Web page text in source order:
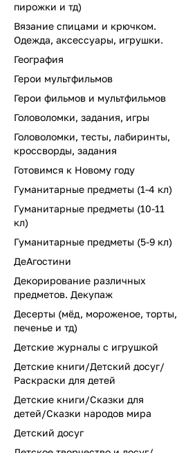
пирожки и тд)
Вязание спицами и крючком.
Одежда, аксессуары, игрушки.
География
Герои мультфильмов
Герои фильмов и мультфильмов
Головоломки, задания, игры
Головоломки, тесты, лабиринты,
кроссворды, задания
Готовимся к Новому году
Гуманитарные предметы (1-4 кл)
Гуманитарные предметы (10-11
кл)
Гуманитарные предметы (5-9 кл)
ДеАгостини
Декорирование различных
предметов. Декупаж
Десерты (мёд, мороженое, торты,
печенье и тд)
Детские журналы с игрушкой
Детские книги/Детский досуг/
Раскраски для детей
Детские книги/Сказки для
детей/Сказки народов мира
Детский досуг